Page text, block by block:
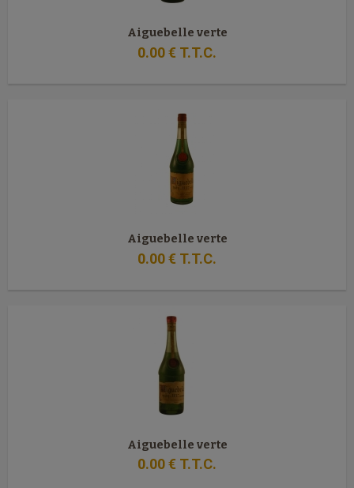
Aiguebelle verte
0.00€ T.T.C.
Aiguebelle verte
0.00€ T.T.C.
Aiguebelle verte
0.00€ T.T.C.